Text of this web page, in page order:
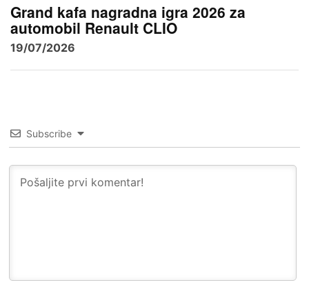
Grand kafa nagradna igra 2026 za
automobil Renault CLIO
19/07/2026
Subscribe